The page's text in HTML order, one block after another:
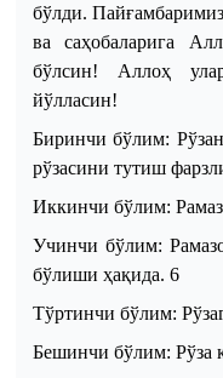
бўлди. Пайғамбаримиз
ва
саҳобаларига
бўлсин!
Аллоҳ
йўлласин!
Биринчи бўлим:
рўзасини тутиш
Иккинчи бўлим:
Учинчи бўлим:
бўлиши ҳақида. 6
Тўртинчи бўлим:
Бешинчи бўлим: Рўза